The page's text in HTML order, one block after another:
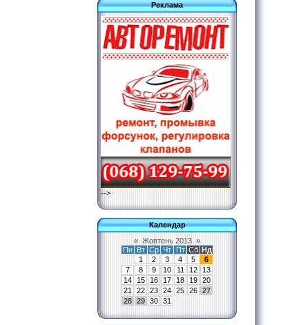
Реклама
-->
Календар
« Жовтень 2013 »
Пн Вт Ср Чт Пт Сб Нд
1
2 3 4 5
6
7
8 9 10 11 12
13
14
15 16 17 18 19 20
21
22 23 24 25 26 27
28 29 30 31